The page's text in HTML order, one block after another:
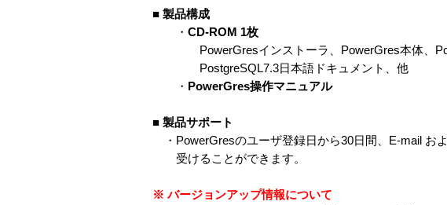
■ 製品構成
・ CD-ROM 1枚
PowerGresインストーラ、PowerGres本体、
PostgreSQL7.3日本語ドキュメント、他
・ PowerGres操作マニュアル
■ 製品サポート
・PowerGresのユーザ登録日から30日間、E-mail お
受けることができます。
※ バージョンアップ情報について